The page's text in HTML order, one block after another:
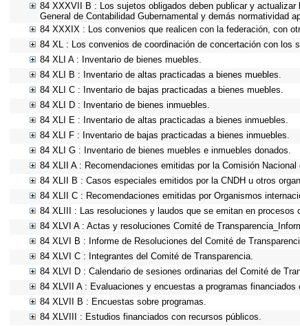
84 XXXVII B : Los sujetos obligados deben publicar y
General de Contabilidad Gubernamental y demás normatividad
84 XXXIX : Los convenios que realicen con la federación, con
84 XL : Los convenios de coordinación de concertación con los
84 XLI A : Inventario de bienes muebles.
84 XLI B : Inventario de altas practicadas a bienes muebles.
84 XLI C : Inventario de bajas practicadas a bienes muebles.
84 XLI D : Inventario de bienes inmuebles.
84 XLI E : Inventario de altas practicadas a bienes inmuebles.
84 XLI F : Inventario de bajas practicadas a bienes inmuebles.
84 XLI G : Inventario de bienes muebles e inmuebles donados.
84 XLII A : Recomendaciones emitidas por la Comisión Nacional
84 XLII B : Casos especiales emitidos por la CNDH u otros
84 XLII C : Recomendaciones emitidas por Organismos
84 XLIII : Las resoluciones y laudos que se emitan en procesos
84 XLVI A : Actas y resoluciones Comité de
84 XLVI B : Informe de Resoluciones del Comité de
84 XLVI C : Integrantes del Comité de Transparencia.
84 XLVI D : Calendario de sesiones ordinarias del Comité de
84 XLVII A : Evaluaciones y encuestas a programas financiados
84 XLVII B : Encuestas sobre programas.
84 XLVIII : Estudios financiados con recursos públicos.